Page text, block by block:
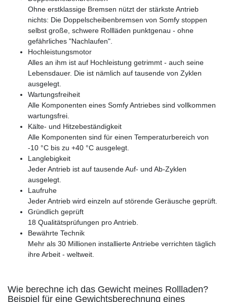
Ohne erstklassige Bremsen nützt der stärkste Antrieb
nichts: Die Doppelscheibenbremsen von Somfy stoppen
selbst große, schwere Rollläden punktgenau - ohne
gefährliches "Nachlaufen".
Hochleistungsmotor
Alles an ihm ist auf Hochleistung getrimmt - auch seine
Lebensdauer. Die ist nämlich auf tausende von Zyklen
ausgelegt.
Wartungsfreiheit
Alle Komponenten eines Somfy Antriebes sind vollkommen
wartungsfrei.
Kälte- und Hitzebeständigkeit
Alle Komponenten sind für einen Temperaturbereich von
-10 °C bis zu +40 °C ausgelegt.
Langlebigkeit
Jeder Antrieb ist auf tausende Auf- und Ab-Zyklen
ausgelegt.
Laufruhe
Jeder Antrieb wird einzeln auf störende Geräusche geprüft.
Gründlich geprüft
18 Qualitätsprüfungen pro Antrieb.
Bewährte Technik
Mehr als 30 Millionen installierte Antriebe verrichten täglich
ihre Arbeit - weltweit.
Wie berechne ich das Gewicht meines Rollladen?
Beispiel für eine Gewichtsberechnung eines